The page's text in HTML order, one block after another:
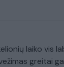
laiko vis
greitai